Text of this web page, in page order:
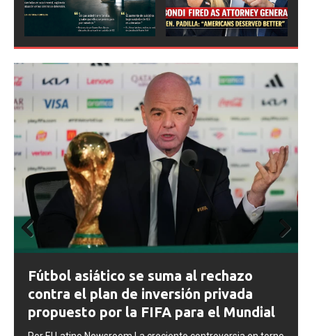
Prev
Next
FIFA abre expedientes disciplinarios
contra Argentina tras los incidentes en
la final del Mundial 2026
Por El Latino Newsroom La FIFA inició una serie de
Prev